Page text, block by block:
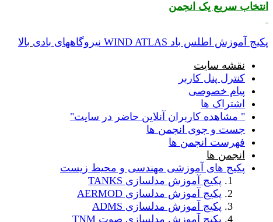
انتخاب سریع یک انجمن
پکیج آموزش اطلس باد WIND ATLAS نیروگاههای بادی
بالا
نقشه سایت
کنترل پنل کاربر
پیام خصوصی
اشتراک ها
" مشاهده کاربران آنلاین حاضر در سایت"
جست و جوی انجمن ها
فهرست انجمن ها
انجمن ها
پکیج های آموزشی مهندسی و محیط زیست
پکیج آموزش مدلسازی TANKS
پکیج آموزش مدلسازی AERMOD
پکیج آموزش مدلسازی ADMS
پکیج آموزش مدلسازی صوت TNM